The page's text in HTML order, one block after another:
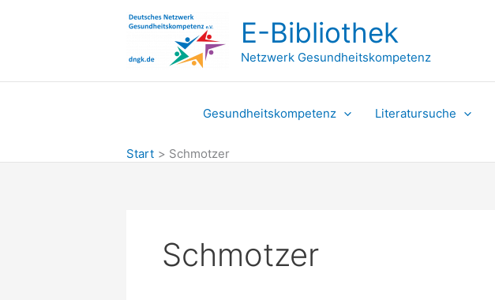
E-Bibliothek
Netzwerk Gesundheitskompetenz
Gesundheitskompetenz Literatursuche
Start Schmotzer
Schmotzer